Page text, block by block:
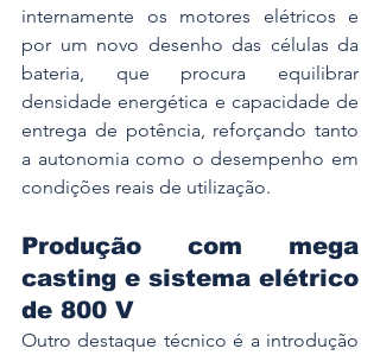
internamente os motores elétricos e
por um novo desenho das células da
bateria, que procura equilibrar
densidade energética e capacidade de
entrega de potência, reforçando tanto
a autonomia como o desempenho em
condições reais de utilização.
Produção com mega
casting e sistema elétrico
de 800 V
Outro destaque técnico é a introdução